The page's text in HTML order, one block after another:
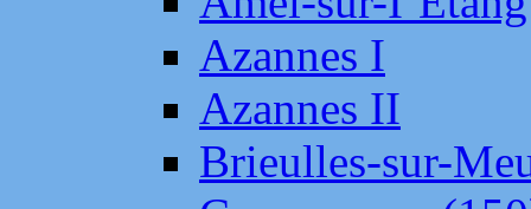
Azannes I
Azannes II
Brieulles-sur-